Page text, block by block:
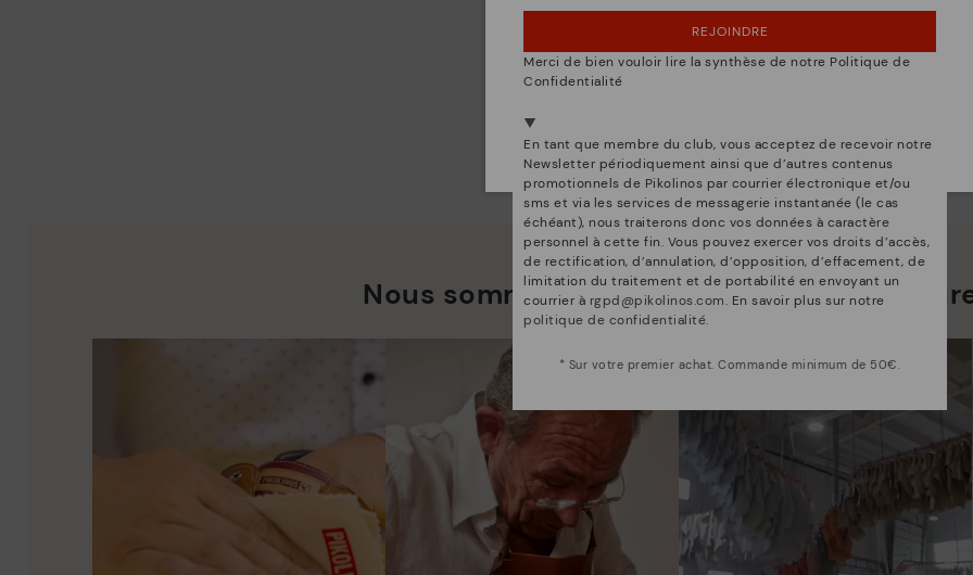
Nous sommes bien plus que des
NON, JE VEUX ALLER SUR LE SITE WEB DU
BELGIQUE
Sélectionnez la vôtreici.
REJOINDRE
Merci de bien vouloir lire la synthèse de notre Politique de
Confidentialité
En tant que membre du club, vous acceptez de recevoir notre
Newsletter périodiquement ainsi que d’autres contenus
promotionnels de Pikolinos par courrier électronique et/ou
sms et via les services de messagerie instantanée (le cas
échéant), nous traiterons donc vos données à caractère
personnel à cette fin. Vous pouvez exercer vos droits d’accès,
de rectification, d’annulation, d’opposition, d’effacement, de
limitation du traitement et de portabilité en envoyant un
courrier à rgpd@pikolinos.com. En savoir plus sur notre
politique de confidentialité.
* Sur votre premier achat. Commande minimum de 50€.